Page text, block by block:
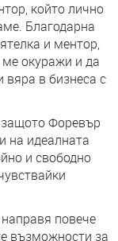
който лично
Благодарна
и ментор,
окуражи и да
вяра в бизнеса с
Форевър
на идеалната
и свободно
повече
възможности за